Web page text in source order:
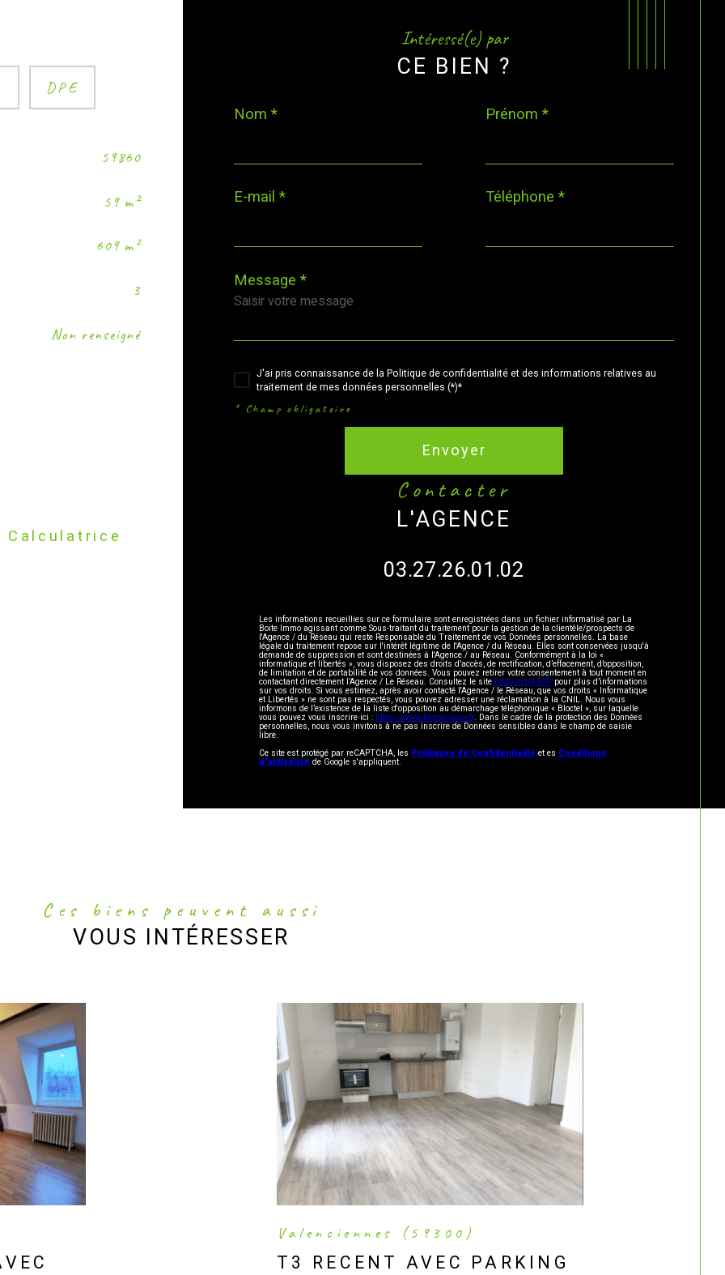
DPE
59860
59 m²
609 m²
3
Non renseigné
Calculatrice
Intéressé(e) par
CE BIEN ?
Nom * Prénom *
E-mail * Téléphone *
Message *
J'ai pris connaissance de la Politique de confidentialité et des informations relatives au
traitement de mes données personnelles (*)*
* Champ obligatoire
Envoyer
contacter
L'AGENCE
03.27.26.01.02
Les informations recueillies sur ce formulaire sont enregistrées dans un fichier informatisé par La
Boite Immo agissant comme Sous-traitant du traitement pour la gestion de la clientèle/prospects de
l'Agence / du Réseau qui reste Responsable du Traitement de vos Données personnelles. La base
légale du traitement repose sur l'intérêt légitime de l'Agence / du Réseau. Elles sont conservées jusqu'à
demande de suppression et sont destinées à l'Agence / au Réseau. Conformément à la loi «
informatique et libertés », vous disposez des droits d’accès, de rectification, d’effacement, d’opposition,
de limitation et de portabilité de vos données. Vous pouvez retirer votre consentement à tout moment en
contactant directement l’Agence / Le Réseau. Consultez le site https://cnil.fr/frpour plus d’informations
sur vos droits. Si vous estimez, après avoir contacté l'Agence / le Réseau, que vos droits « Informatique
et Libertés » ne sont pas respectés, vous pouvez adresser une réclamation à la CNIL. Nous vous
informons de l’existence de la liste d'opposition au démarchage téléphonique « Bloctel », sur laquelle
vous pouvez vous inscrire ici : https://www.bloctel.gouv.fr. Dans le cadre de la protection des Données
personnelles, nous vous invitons à ne pas inscrire de Données sensibles dans le champ de saisie
libre.
Ce site est protégé par reCAPTCHA, les Politiques de Confidentialité et es Conditions
d'utilisation de Google s'appliquent.
Ces biens peuvent aussi
VOUS INTÉRESSER
Valenciennes (59300)
T3 RECENT AVEC PARKING